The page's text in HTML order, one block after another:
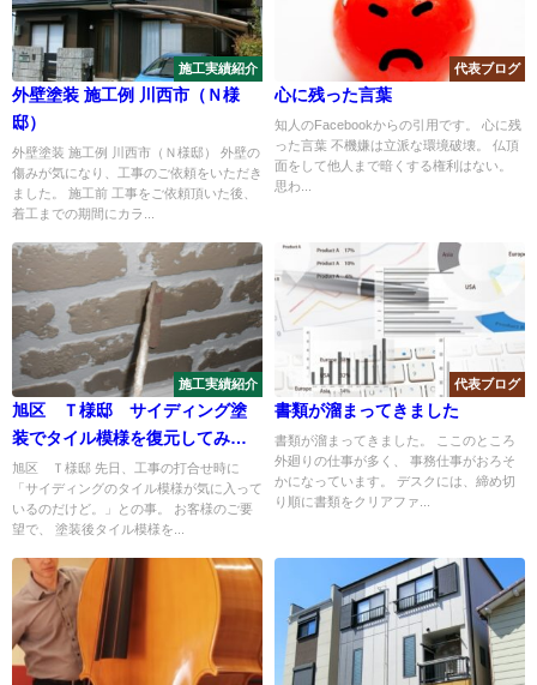
施工実績紹介
外壁塗装 施工例 川西市（Ｎ様
邸）
外壁塗装 施工例 川西市（Ｎ様邸） 外壁の
傷みが気になり、工事のご依頼をいただき
ました。 施工前 工事をご依頼頂いた後、
着工までの期間にカラ...
代表ブログ
心に残った言葉
知人のFacebookからの引用です。 心に残
った言葉 不機嫌は立派な環境破壊。 仏頂
面をして他人まで暗くする権利はない。
思わ...
施工実績紹介
旭区 Ｔ様邸 サイディング塗
装でタイル模様を復元してみま
した。
旭区 Ｔ様邸 先日、工事の打合せ時に
「サイディングのタイル模様が気に入って
いるのだけど。」との事。 お客様のご要
望で、 塗装後タイル模様を...
代表ブログ
書類が溜まってきました
書類が溜まってきました。 ここのところ
外廻りの仕事が多く、 事務仕事がおろそ
かになっています。 デスクには、締め切
り順に書類をクリアファ...